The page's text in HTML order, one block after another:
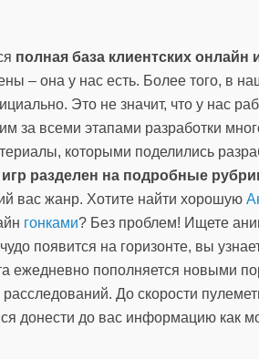
полная база клиентских онлайн
– она у нас есть. Более того, в
Это не значит, что у нас
за всеми этапами разработки
которыми поделились
игр разделен на подробные
вас жанр. Хотите найти хорошую
гонками? Без проблем! Ищете
появится на горизонте, вы
ежедневно пополняется новыми
До скорости
донести до вас информацию как